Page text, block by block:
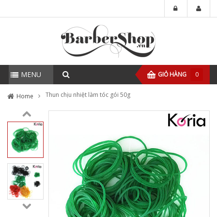
MENU GIỎ HÀNG 0
Home Thun chịu nhiệt làm tóc gói 50g